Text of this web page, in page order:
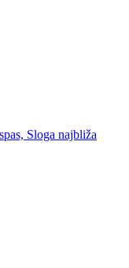
Sloga najbliža